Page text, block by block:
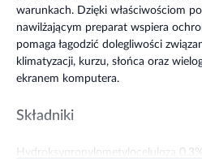
warunkach. Dzięki właściwościom
nawilżającym preparat wspiera
pomaga łagodzić dolegliwości
klimatyzacji, kurzu, słońca oraz
ekranem komputera.
Składniki
Hydroksypropylometyloceluloza